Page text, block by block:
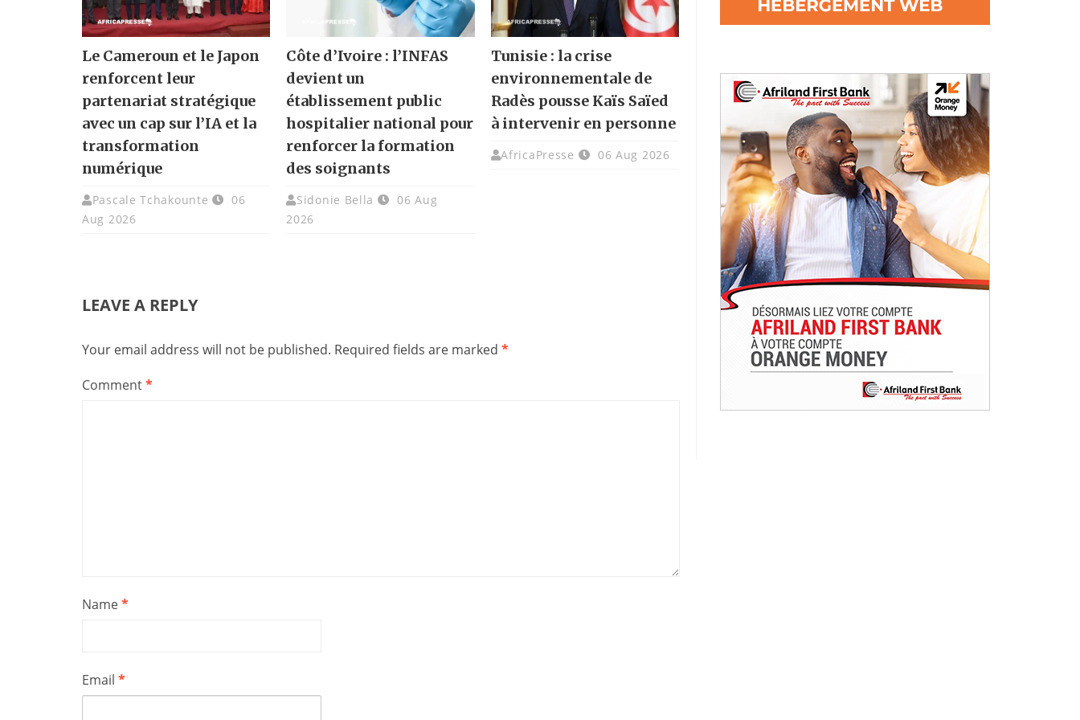
Le Cameroun et le Japon
renforcent leur
partenariat stratégique
avec un cap sur l’IA et la
transformation
numérique
Pascale Tchakounte
06
Aug 2026
Côte d’Ivoire : l’INFAS
devient un
établissement public
hospitalier national pour
renforcer la formation
des soignants
Sidonie Bella
06 Aug
2026
Tunisie : la crise
environnementale de
Radès pousse Kaïs Saïed
à intervenir en personne
AfricaPresse 06 Aug 2026
LEAVE A REPLY
Your email address will not be published. Required fields are marked *
Comment*
Name*
Email *